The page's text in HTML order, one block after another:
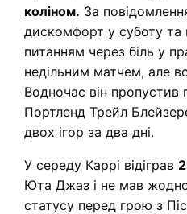
коліном. За
дискомфорт у суботу та
питанням через біль у
недільним матчем, але
Водночас він пропустив
Портленд Трейл
двох ігор за два дні.
У середу Каррі відіграв
Юта Джаз і не мав
статусу перед грою з